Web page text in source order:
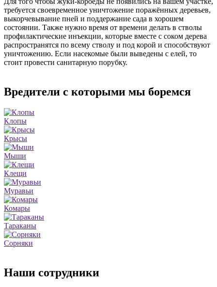
требуется своевременное уничтожение поражённых деревьев,
выкорчевывание пней и поддержание сада в хорошем
состоянии. Также нужно время от времени делать в стволы
профилактические инъекции, которые вместе с соком дерева
распространятся по всему стволу и под корой и способствуют
уничтожению. Если насекомые были выведены с елей, то
стоит провести санитарную порубку.
Вредители с которыми мы боремся
Клопы
Крысы
Мыши
Клещи
Муравьи
Комары
Тараканы
Сорняки
Наши сотрудники